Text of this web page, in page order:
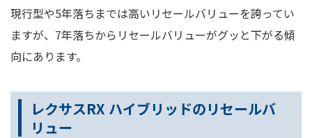
現行型や5年落ちまでは高いリセールバリューを誇ってい
ますが、7年落ちからリセールバリューがグッと下がる傾
向にあります。
レクサスRX ハイブリッドのリセールバ
リュー